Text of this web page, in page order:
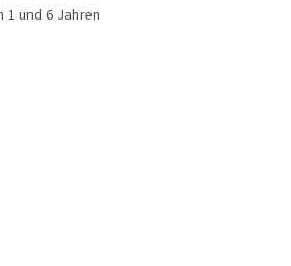
1 und 6 Jahren